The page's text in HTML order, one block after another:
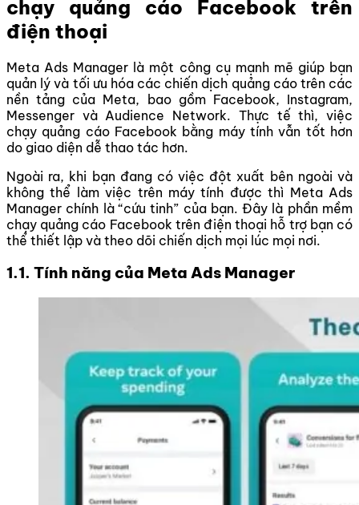
chạy quảng cáo Facebook trên
điện thoại
Meta Ads Manager là một công cụ mạnh mẽ giúp bạn
quản lý và tối ưu hóa các chiến dịch quảng cáo trên các
nền tảng của Meta, bao gồm Facebook, Instagram,
Messenger và Audience Network. Thực tế thì, việc
chạy quảng cáo Facebook bằng máy tính vẫn tốt hơn
do giao diện dễ thao tác hơn.
Ngoài ra, khi bạn đang có việc đột xuất bên ngoài và
không thể làm việc trên máy tính được thì Meta Ads
Manager chính là “cứu tinh” của bạn. Đây là phần mềm
chạy quảng cáo Facebook trên điện thoại hỗ trợ bạn có
thể thiết lập và theo dõi chiến dịch mọi lúc mọi nơi.
1.1. Tính năng của Meta Ads Manager